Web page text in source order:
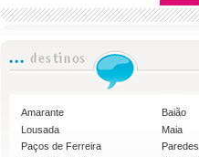
Amarante Baião
Lousada
Maia
Paços de Ferreira
Paredes